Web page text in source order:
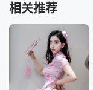
相关推荐